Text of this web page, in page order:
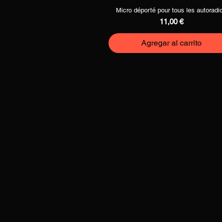
Vista rápida
Micro déporté pour tous les
Precio
11,00 €
Agregar al carrito